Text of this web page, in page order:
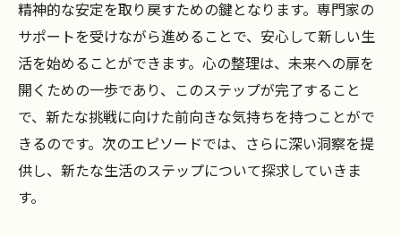
精神的な安定を取り戻すための鍵となります。専門家の
サポートを受けながら進めることで、安心して新しい生
活を始めることができます。心の整理は、未来への扉を
開くための一歩であり、このステップが完了すること
で、新たな挑戦に向けた前向きな気持ちを持つことがで
きるのです。次のエピソードでは、さらに深い洞察を提
供し、新たな生活のステップについて探求していきま
す。